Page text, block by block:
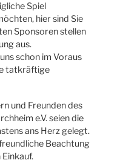
Spiel
hier sind Sie
Sponsoren stellen
aus.
schon im Voraus
tatkräftige
und Freunden des
e.V. seien die
ans Herz gelegt.
Beachtung